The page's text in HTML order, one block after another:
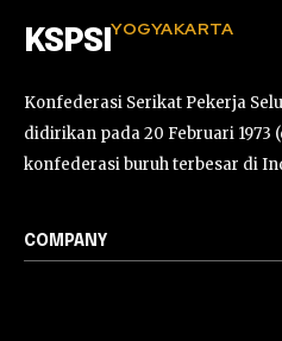
KSPSI YOGYAKARTA
Konfederasi Serikat Pekerja
didirikan pada 20 Februari 1973
konfederasi buruh terbesar di
COMPANY